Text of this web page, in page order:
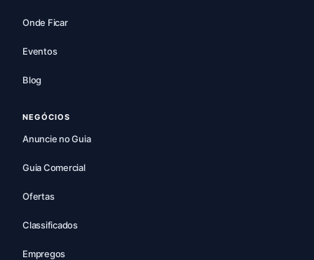
Onde Ficar
Eventos
Blog
NEGÓCIOS
Anuncie no Guia
Guia Comercial
Ofertas
Classificados
Empregos